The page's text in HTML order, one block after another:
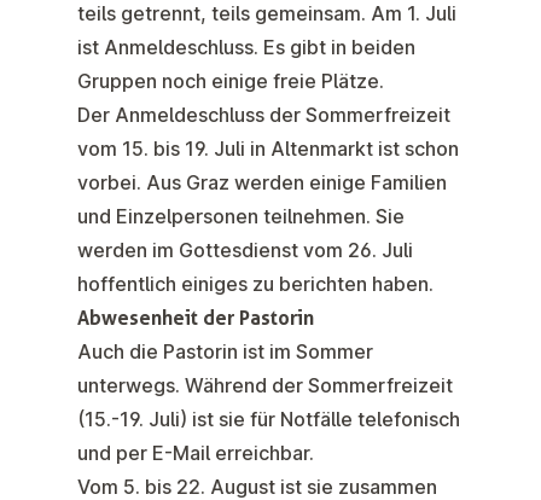
teils getrennt, teils gemeinsam. Am 1. Juli
ist Anmeldeschluss. Es gibt in beiden
Gruppen noch einige freie Plätze.
Der Anmeldeschluss der Sommerfreizeit
vom 15. bis 19. Juli in Altenmarkt ist schon
vorbei. Aus Graz werden einige Familien
und Einzelpersonen teilnehmen. Sie
werden im Gottesdienst vom 26. Juli
hoffentlich einiges zu berichten haben.
Abwesenheit der Pastorin
Auch die Pastorin ist im Sommer
unterwegs. Während der Sommerfreizeit
(15.-19. Juli) ist sie für Notfälle telefonisch
und per E-Mail erreichbar.
Vom 5. bis 22. August ist sie zusammen